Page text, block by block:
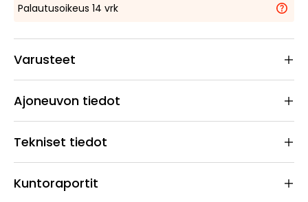
Palautusoikeus 14 vrk
Varusteet
Ajoneuvon tiedot
Tekniset tiedot
Kuntoraportit